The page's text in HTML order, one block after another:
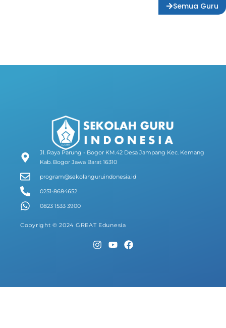
Semua Guru
Jl. Raya Parung - Bogor KM.42 Desa Jampang Kec. Kemang
Kab. Bogor Jawa Barat 16310
program@sekolahguruindonesia.id
0251-8684652
0823 1533 3900
Copyright © 2024 GREAT Edunesia